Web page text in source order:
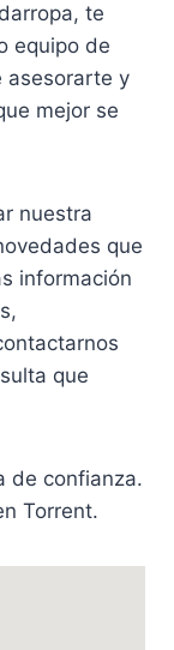
te
equipo de
asesorarte y
mejor se
nuestra
que
información
que
de confianza.
Torrent.